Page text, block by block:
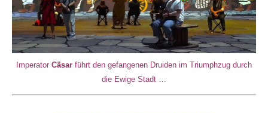
Imperator Cäsar führt den gefangenen Druiden im Triumphzug durch
die Ewige Stadt …